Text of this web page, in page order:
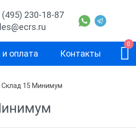
(495) 230-18-87
оплата Контакты
0
Свойство
Терминал сбора данных
Склад 15 Минимум